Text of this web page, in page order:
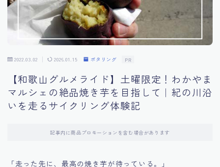
2022.03.02 2026.01.15 ポタリング PR
【和歌山グルメライド】土曜限定！わかやま
マルシェの絶品焼き芋を目指して｜紀の川沿
いを走るサイクリング体験記
記事内に商品プロモーションを含む場合があります
「走った先に、最高の焼き芋が待っている。」